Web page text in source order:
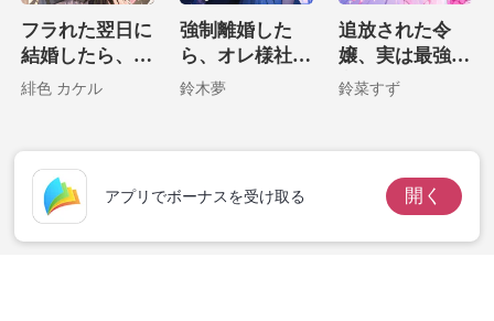
フラれた翌日に
結婚したら、億
万長者の妻にな
緋色 カケル
強制離婚した
ら、オレ様社長
の子供を拾って
鈴木夢
追放された令
嬢、実は最強大
富豪の娘でした
鈴菜すず
アプリでボーナスを受け取る 開く